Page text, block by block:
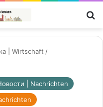
| Wirtschaft /
| Nachrichten